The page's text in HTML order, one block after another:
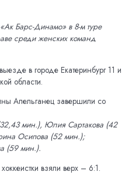
Барс-Динамо» в 8-м туре
среди женских команд
в городе Екатеринбург 11 и
области.
Апельганец завершили со
мин.), Юлия Сартакова (42
Осипова (52 мин.);
(59 мин.).
взяли верх – 6:1.